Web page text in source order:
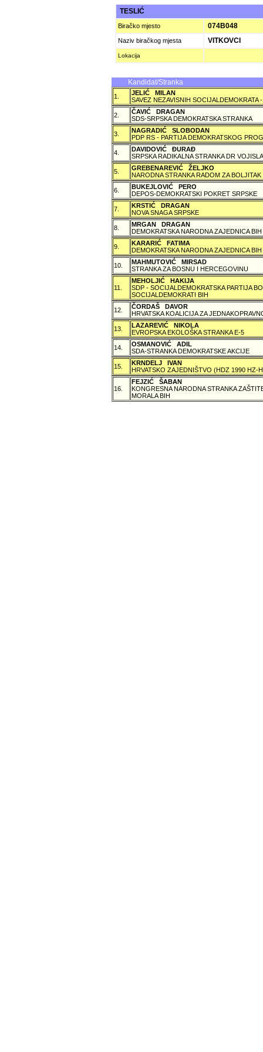
TESLIĆ
Biračko mjesto 074B048
Naziv biračkog mjesta VITKOVCI
Lokacija
Kandidat/Stranka
1.
JELIĆ MILAN
SAVEZ NEZAVISNIH SOCIJALDEMOKRATA
2.
ČAVIĆ DRAGAN
SDS-SRPSKA DEMOKRATSKA STRANKA
3.
NAGRADIĆ SLOBODAN
PDP RS - PARTIJA DEMOKRATSKOG
4.
DAVIDOVIĆ ÐURAÐ
SRPSKA RADIKALNA STRANKA DR
5.
GREBENAREVIĆ ŽELJKO
NARODNA STRANKA RADOM ZA BOLJITAK
6.
BUKEJLOVIĆ PERO
DEPOS-DEMOKRATSKI POKRET SRPSKE
7.
KRSTIĆ DRAGAN
NOVA SNAGA SRPSKE
8.
MRGAN DRAGAN
DEMOKRATSKA NARODNA ZAJEDNICA BIH
9.
KARARIĆ FATIMA
DEMOKRATSKA NARODNA ZAJEDNICA BIH
10.
MAHMUTOVIĆ MIRSAD
STRANKA ZA BOSNU I HERCEGOVINU
11.
MEHOLJIĆ HAKIJA
SDP - SOCIJALDEMOKRATSKA PARTIJA
SOCIJALDEMOKRATI BIH
12.
ČORDAŠ DAVOR
HRVATSKA KOALICIJA ZA
13.
LAZAREVIĆ NIKOLA
EVROPSKA EKOLOŠKA STRANKA E-5
14.
OSMANOVIĆ ADIL
SDA-STRANKA DEMOKRATSKE AKCIJE
15.
KRNDELJ IVAN
HRVATSKO ZAJEDNIŠTVO (HDZ 1990 HZ-
16.
FEJZIĆ ŠABAN
KONGRESNA NARODNA STRANKA
MORALA BIH